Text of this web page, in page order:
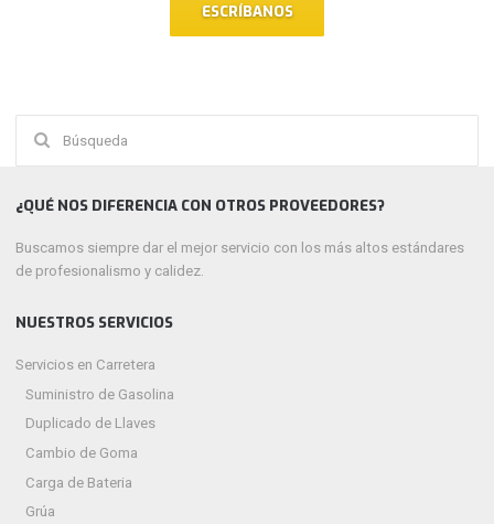
ESCRÍBANOS
¿QUÉ NOS DIFERENCIA CON OTROS PROVEEDORES?
Buscamos siempre dar el mejor servicio con los más altos estándares
de profesionalismo y calidez.
NUESTROS SERVICIOS
Servicios en Carretera
Suministro de Gasolina
Duplicado de Llaves
Cambio de Goma
Carga de Bateria
Grúa